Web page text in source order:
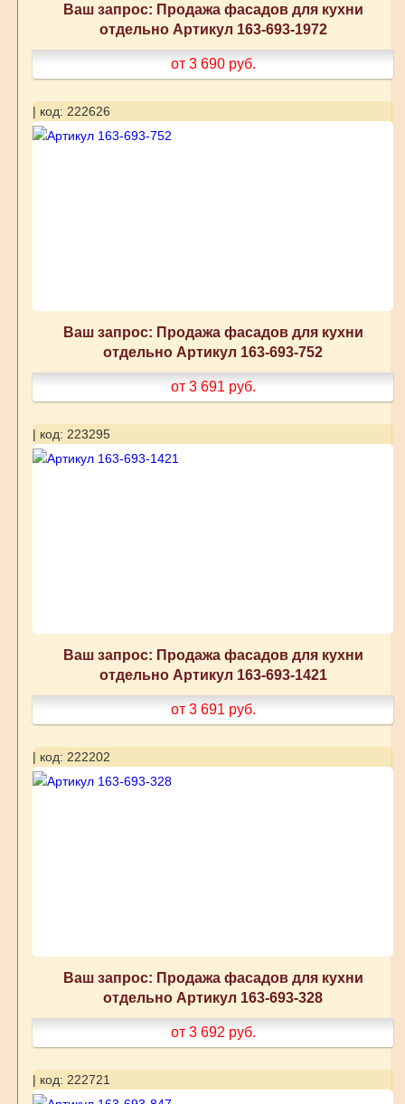
Ваш запрос: Продажа фасадов для кухни
отдельно Артикул 163-693-1972
от 3 690 руб.
| код: 222626
Ваш запрос: Продажа фасадов для кухни
отдельно Артикул 163-693-752
от 3 691 руб.
| код: 223295
Ваш запрос: Продажа фасадов для кухни
отдельно Артикул 163-693-1421
от 3 691 руб.
| код: 222202
Ваш запрос: Продажа фасадов для кухни
отдельно Артикул 163-693-328
от 3 692 руб.
| код: 222721